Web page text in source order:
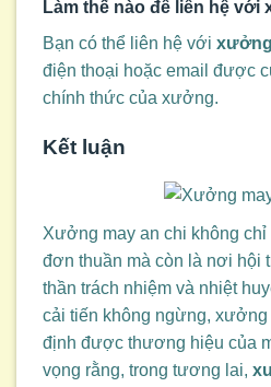
Làm thế nào để liên hệ với
Bạn có thể liên hệ với
điện thoại hoặc email được
chính thức của xưởng.
Kết luận
Xưởng may an chi không
đơn thuần mà còn là nơi hội
thần trách nhiệm và nhiệt
cải tiến không ngừng, xưởng
định được thương hiệu của
vọng rằng, trong tương lai,